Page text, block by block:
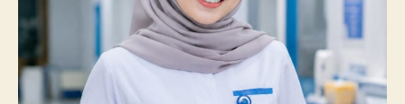
Kompetensi
Nasional